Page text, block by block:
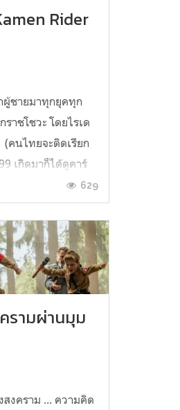
Rider
ผู้ชายมาทุกยุคทุก
าชโชวะ โดยไรเด
(คนไทยจะติดเรียก
เกิดมาก็ได้ดูคาร์
ยเริ่มที่ Kuuga ที่
กว่าจะเข้าไทยก็รอ
629
รามผ่านมุม
งคราม ... ความคิด